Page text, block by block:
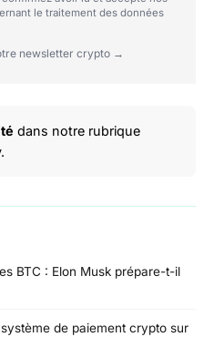
le traitement des données
newsletter crypto →
dans notre rubrique
BTC : Elon Musk prépare-t-il
de paiement crypto sur